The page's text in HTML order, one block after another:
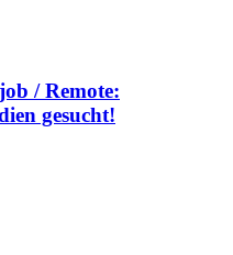
/ Remote:
gesucht!